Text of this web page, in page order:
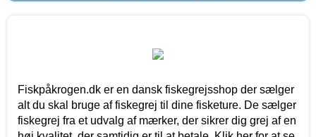
Fiskpåkrogen.dk er en dansk fiskegrejsshop der sælger
alt du skal bruge af fiskegrej til dine fisketure. De sælger
fiskegrej fra et udvalg af mærker, der sikrer dig grej af en